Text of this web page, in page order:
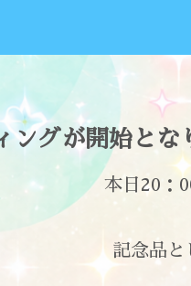
ングが開始とな
本日20：
記念品と